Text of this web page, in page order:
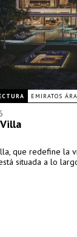
EMIRATOS
que redefine la
situada a lo